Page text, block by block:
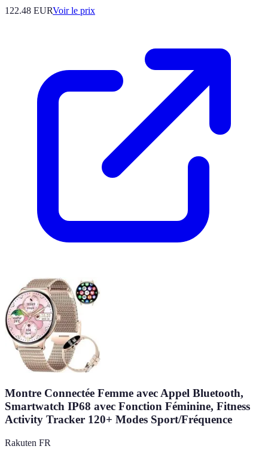
122.48 EURVoir le prix
Montre Connectée Femme avec Appel Bluetooth,
Smartwatch IP68 avec Fonction Féminine, Fitness
Activity Tracker 120+ Modes Sport/Fréquence
Rakuten FR